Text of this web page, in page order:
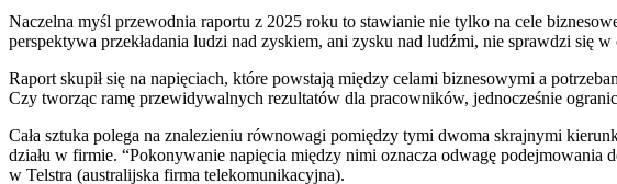
Naczelna myśl przewodnia raportu z 2025 roku to stawianie nie tylko na cele
perspektywa przekładania ludzi nad zyskiem, ani zysku nad ludźmi, nie sprawdzi się w
Raport skupił się na napięciach, które powstają między celami biznesowymi a
Czy tworząc ramę przewidywalnych rezultatów dla pracowników, jednocześnie
Cała sztuka polega na znalezieniu równowagi pomiędzy tymi dwoma skrajnymi
działu w firmie. “Pokonywanie napięcia między nimi oznacza odwagę
w Telstra (australijska firma telekomunikacyjna).